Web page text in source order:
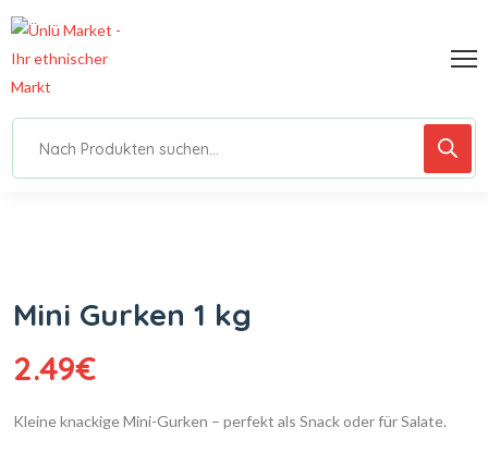
Mini Gurken 1 kg
2.49€
Kleine knackige Mini-Gurken – perfekt als Snack oder für Salate.